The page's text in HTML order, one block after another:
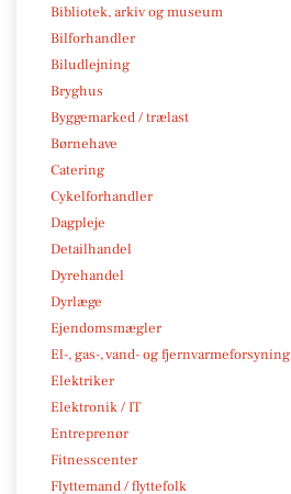
Bibliotek, arkiv og museum
Bilforhandler
Biludlejning
Bryghus
Byggemarked / trælast
Børnehave
Catering
Cykelforhandler
Dagpleje
Detailhandel
Dyrehandel
Dyrlæge
Ejendomsmægler
El-, gas-, vand- og fjernvarmeforsyning
Elektriker
Elektronik / IT
Entreprenør
Fitnesscenter
Flyttemand / flyttefolk